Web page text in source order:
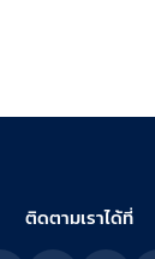
ติดตามเราได้ที่